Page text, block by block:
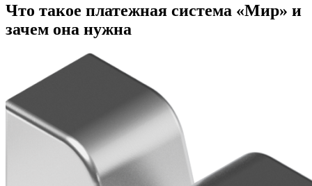
Что такое платежная система «Мир» и
зачем она нужна